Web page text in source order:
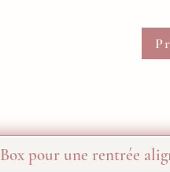
Box pour une rentrée